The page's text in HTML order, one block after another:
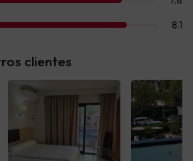
clientes